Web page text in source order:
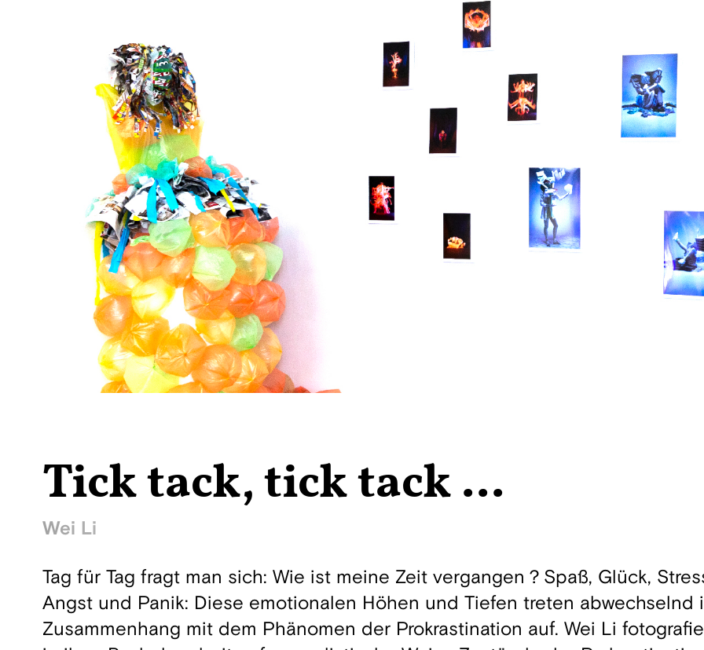
Tick tack, tick tack ...
Wei Li
Tag für Tag fragt man sich: Wie ist meine Zeit vergangen？Spaß, Glück,
Angst und Panik: Diese emotionalen Höhen und Tiefen treten abwechselnd
Zusammenhang mit dem Phänomen der Prokrastination auf. Wei Li